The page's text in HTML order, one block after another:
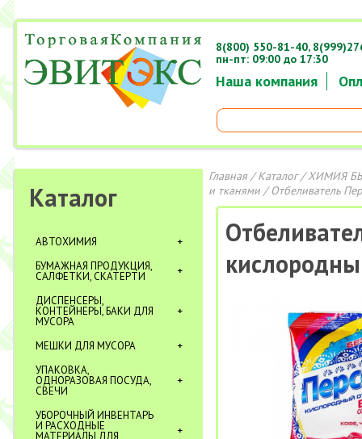
Наша компания
8(800) 550-81-40,
пн-пт: 09:00 до 17:30
Каталог
АВТОХИМИЯ
БУМАЖНАЯ ПРОДУКЦИЯ,
САЛФЕТКИ, СКАТЕРТИ
ДИСПЕНСЕРЫ,
КОНТЕЙНЕРЫ, БАКИ ДЛЯ
МУСОРА
МЕШКИ ДЛЯ МУСОРА
УПАКОВКА,
ОДНОРАЗОВАЯ ПОСУДА,
СВЕЧИ
УБОРОЧНЫЙ ИНВЕНТАРЬ
И РАСХОДНЫЕ
МАТЕРИАЛЫ ДЛЯ
Главная/Каталог/ХИМИЯ
и тканями / Отбеливатель